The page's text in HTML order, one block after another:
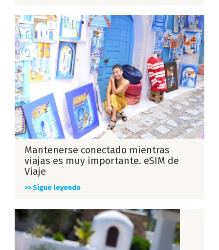
Mantenerse conectado mientras
viajas es muy importante. eSIM de
Viaje
>> Sigue leyendo